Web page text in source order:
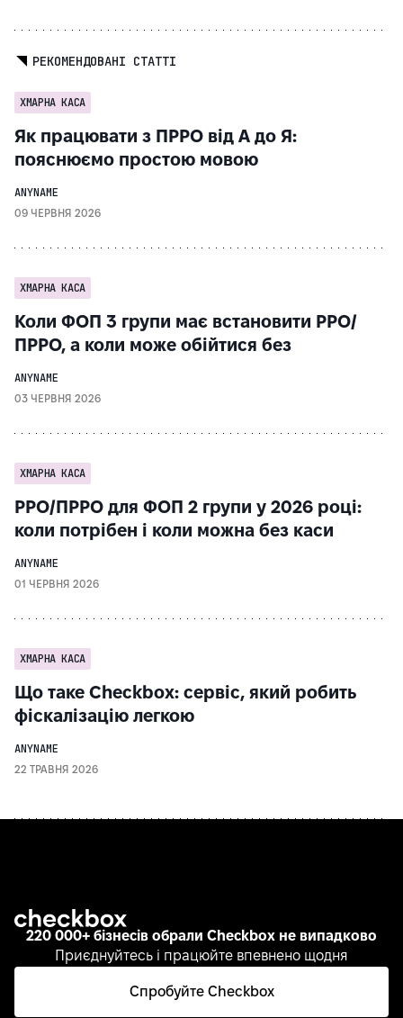
РЕКОМЕНДОВАНІ СТАТТІ
ХМАРНА КАСА
Як працювати з ПРРО від А до Я:
пояснюємо простою мовою
ANYNAME
09 ЧЕРВНЯ 2026
ХМАРНА КАСА
Коли ФОП 3 групи має встановити РРО/
ПРРО, а коли може обійтися без
ANYNAME
03 ЧЕРВНЯ 2026
ХМАРНА КАСА
РРО/ПРРО для ФОП 2 групи у 2026 році:
коли потрібен і коли можна без каси
ANYNAME
01 ЧЕРВНЯ 2026
ХМАРНА КАСА
Що таке Checkbox: сервіс, який робить
фіскалізацію легкою
ANYNAME
22 ТРАВНЯ 2026
220 000+ бізнесів обрали Checkbox не випадково
Приєднуйтесь і працюйте впевнено щодня
Спробуйте Checkbox